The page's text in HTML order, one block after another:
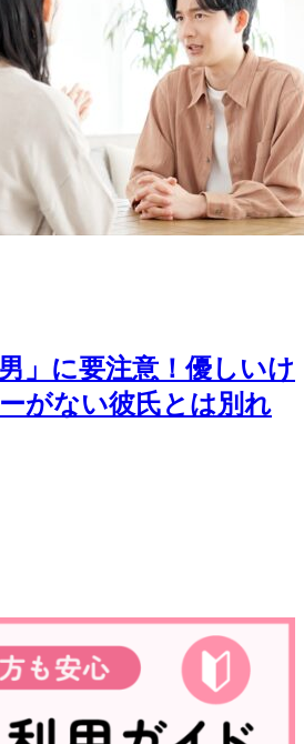
」に要注意！優しいけ
がない彼氏とは別れ